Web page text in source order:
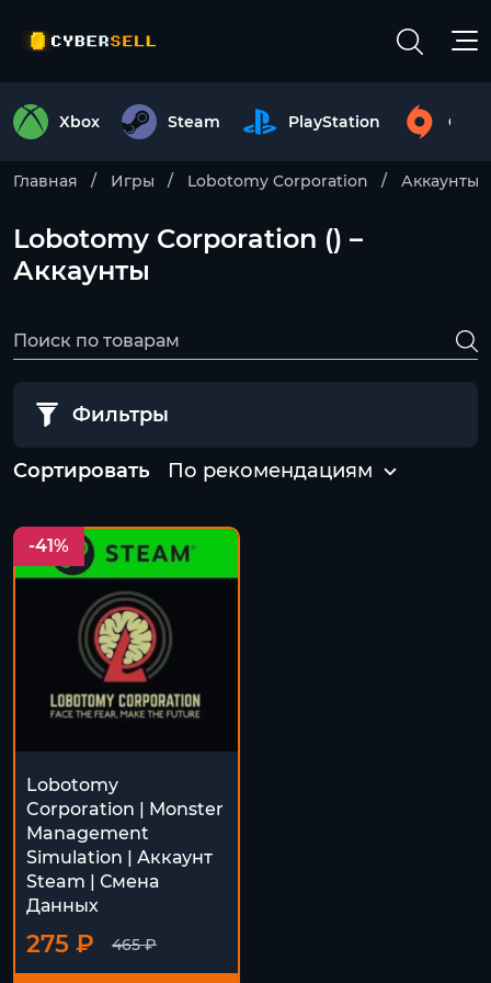
Xbox Steam PlayStation
Главная Игры Lobotomy Corporation Аккаунты
Lobotomy Corporation () –
Аккаунты
Фильтры
Сортировать По рекомендациям
-41%
Lobotomy
Corporation | Monster
Management
Simulation | Аккаунт
Steam | Смена
Данных
465 ₽
275 ₽